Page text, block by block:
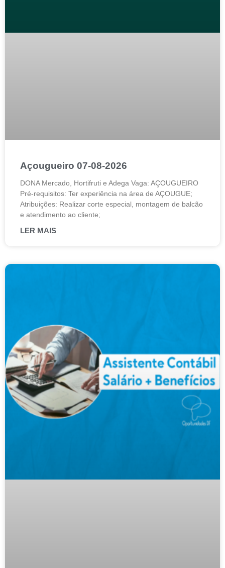
Açougueiro 07-08-2026
DONA Mercado, Hortifruti e Adega Vaga: AÇOUGUEIRO
Pré-requisitos: Ter experiência na área de AÇOUGUE;
Atribuições: Realizar corte especial, montagem de balcão
e atendimento ao cliente;
LER MAIS